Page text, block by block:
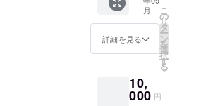
月
詳細を見る
こ
の
リ
タ
ー
ン
を
選
択
す
る
10,
000 円